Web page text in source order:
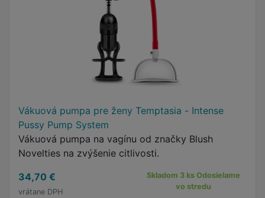
Vákuová pumpa pre ženy Temptasia - Intense
Pussy Pump System
Vákuová pumpa na vagínu od značky Blush
Novelties na zvýšenie citlivosti.
34,70 €
vrátane DPH
Skladom 3 ks Odosielame
vo stredu